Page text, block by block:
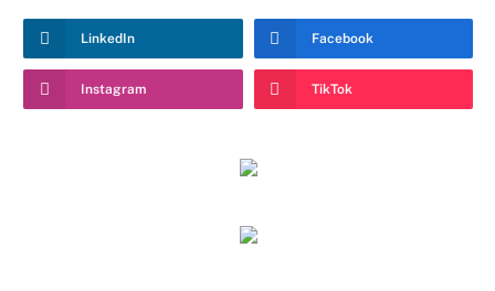
LinkedIn Facebook
Instagram TikTok